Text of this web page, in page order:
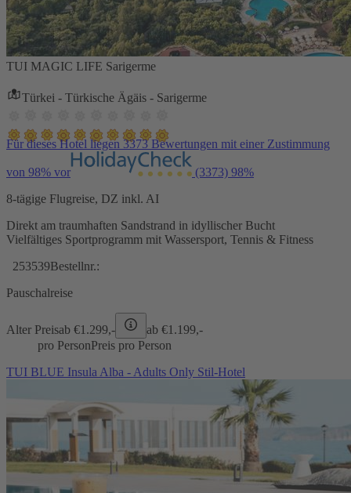
TUI MAGIC LIFE Sarigerme
Türkei - Türkische Ägäis - Sarigerme
Für dieses Hotel liegen 3373 Bewertungen mit einer Zustimmung
von 98% vor (3373) 98%
8-tägige Flugreise, DZ inkl. AI
Direkt am traumhaften Sandstrand in idyllischer Bucht
Vielfältiges Sportprogramm mit Wassersport, Tennis & Fitness
253539Bestellnr.:
Pauschalreise
Alter Preisab €1.299,- ab €1.199,-
pro PersonPreis pro Person
TUI BLUE Insula Alba - Adults Only Stil-Hotel